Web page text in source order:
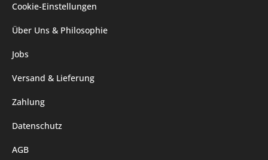
Cookie-Einstellungen
Über Uns & Philosophie
Jobs
Versand & Lieferung
Zahlung
Datenschutz
AGB